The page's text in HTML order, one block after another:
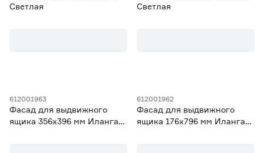
Светлая
Светлая
612001963
Фасад для выдвижного
ящика 356х396 мм Иланга
612001962
Фасад для выдвижного
ящика 176х796 мм Иланга